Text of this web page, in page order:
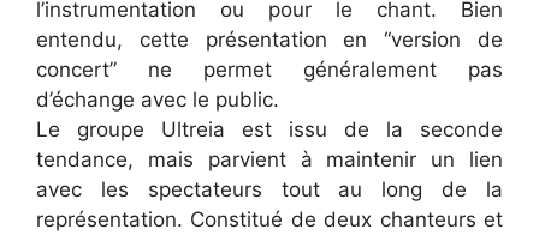
l’instrumentation ou pour le chant. Bien
entendu, cette présentation en “version de
concert” ne permet généralement pas
d’échange avec le public.
Le groupe Ultreia est issu de la seconde
tendance, mais parvient à maintenir un lien
avec les spectateurs tout au long de la
représentation. Constitué de deux chanteurs et